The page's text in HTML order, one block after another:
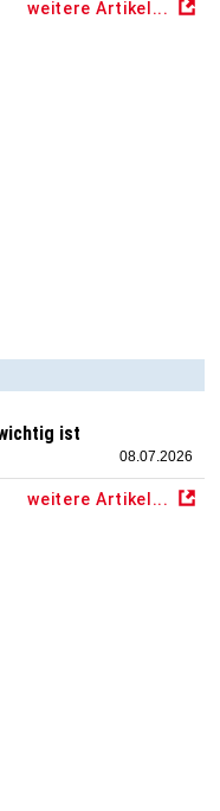
weitere Artikel...
ist
08.07.2026
weitere Artikel...